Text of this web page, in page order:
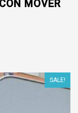
MOVER
SALE!